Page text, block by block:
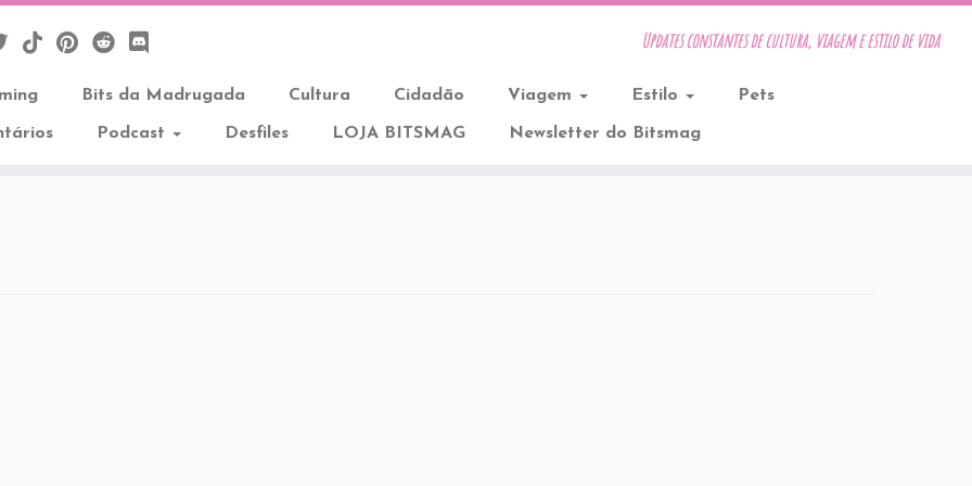
Updates constantes de cultura, viagem e estilo de vida
Bits da Madrugada Cultura Cidadão Viagem Estilo Pets
Podcast Desfiles LOJA BITSMAG Newsletter do Bitsmag